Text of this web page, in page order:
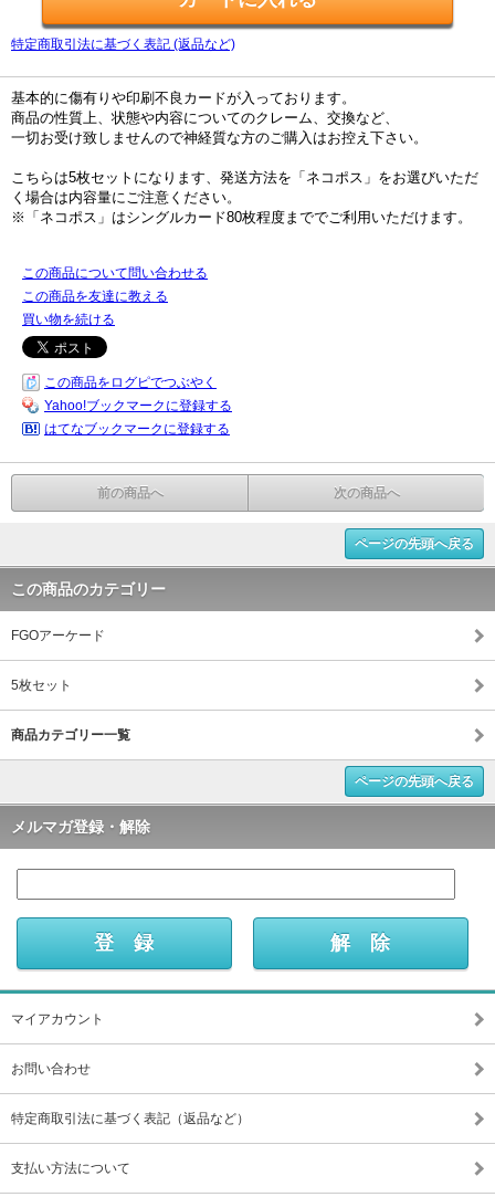
特定商取引法に基づく表記 (返品など)
基本的に傷有りや印刷不良カードが入っております。
商品の性質上、状態や内容についてのクレーム、交換など、
一切お受け致しませんので神経質な方のご購入はお控え下さい。
こちらは5枚セットになります、発送方法を「ネコポス」をお選びいただ
く場合は内容量にご注意ください。
※「ネコポス」はシングルカード80枚程度まででご利用いただけます。
この商品について問い合わせる
この商品を友達に教える
買い物を続ける
この商品をログピでつぶやく
Yahoo!ブックマークに登録する
はてなブックマークに登録する
前の商品へ 次の商品へ
ページの先頭へ戻る
この商品のカテゴリー
FGOアーケード
5枚セット
商品カテゴリー一覧
ページの先頭へ戻る
メルマガ登録・解除
マイアカウント
お問い合わせ
特定商取引法に基づく表記（返品など）
支払い方法について